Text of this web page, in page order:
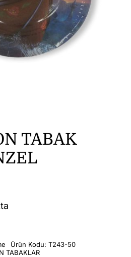
TABAK
Ürün Kodu:T243-50
TABAKLAR